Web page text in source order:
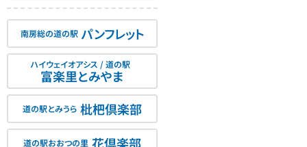
南房総の道の駅 パンフレット
ハイウェイオアシス / 道の駅
富楽里とみやま
道の駅とみうら 枇杷倶楽部
道の駅おおつの里 花倶楽部